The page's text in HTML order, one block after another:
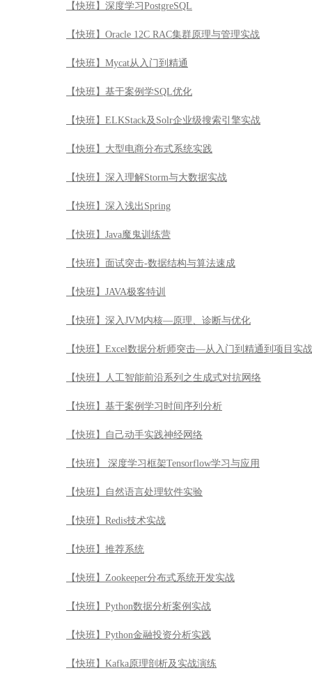
【快班】深度学习PostgreSQL
【快班】Oracle 12C RAC集群原理与管理实战
【快班】Mycat从入门到精通
【快班】基于案例学SQL优化
【快班】ELKStack及Solr企业级搜索引擎实战
【快班】大型电商分布式系统实践
【快班】深入理解Storm与大数据实战
【快班】深入浅出Spring
【快班】Java魔鬼训练营
【快班】面试突击-数据结构与算法速成
【快班】JAVA极客特训
【快班】深入JVM内核—原理、诊断与优化
【快班】Excel数据分析师突击—从入门到精通到项目实战
【快班】人工智能前沿系列之生成式对抗网络
【快班】基于案例学习时间序列分析
【快班】自己动手实践神经网络
【快班】 深度学习框架Tensorflow学习与应用
【快班】自然语言处理软件实验
【快班】Redis技术实战
【快班】推荐系统
【快班】Zookeeper分布式系统开发实战
【快班】Python数据分析案例实战
【快班】Python金融投资分析实践
【快班】Kafka原理剖析及实战演练